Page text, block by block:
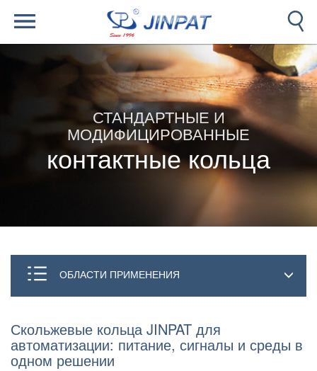
СТАНДАРТНЫЕ И
МОДИФИЦИРОВАННЫЕ
контактные кольца
ОБЛАСТИ ПРИМЕНЕНИЯ
Скольжевые кольца JINPAT для
автоматизации: питание, сигналы и среды в
одном решении